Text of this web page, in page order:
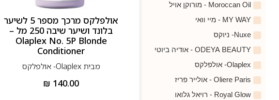
Moroccan Oil - מורוקן אויל
MY WAY - מיי וואי
Nuxe- ניוקס
ODEYA BEAUTY - אודיה ביוטי
Olaplex- אולפלקס
Oliere Paris - אולייר פריז
Royal Glow - רויאל גלואו
אולפלקס מרכך מספר 5 לשיער
בלונד ושיער שיבה 250 מל –
Olaplex No. 5P Blonde
Conditioner
מבית Olaplex- אולפלקס
₪ 140.00